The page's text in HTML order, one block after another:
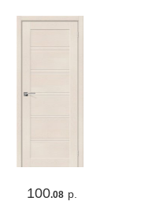
100.08 р.